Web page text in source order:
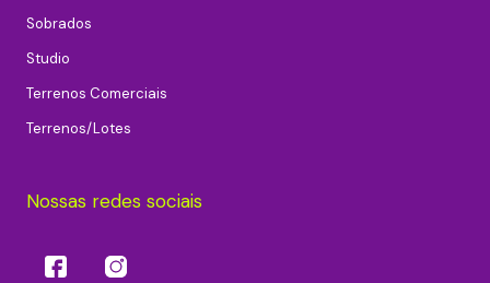
Sobrados
Studio
Terrenos Comerciais
Terrenos/Lotes
Nossas redes sociais